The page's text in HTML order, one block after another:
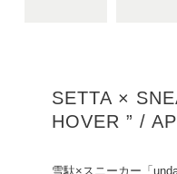
SETTA ×
HOVER ” /
雪駄×スニーカー「